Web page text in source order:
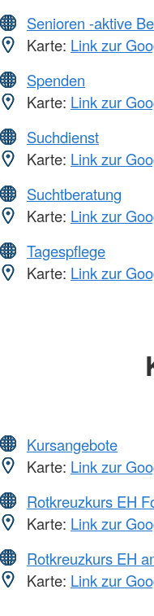
Senioren -aktive
Karte: Link zur
Spenden
Karte: Link zur
Suchdienst
Karte: Link zur
Suchtberatung
Karte: Link zur
Tagespflege
Karte: Link zur
Kursangebote
Karte: Link zur
Rotkreuzkurs EH
Karte: Link zur
Rotkreuzkurs EH
Karte: Link zur